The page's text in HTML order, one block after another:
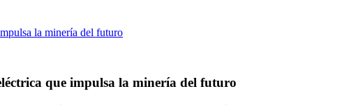
que impulsa la minería del futuro